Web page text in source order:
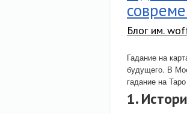
Блог им.
Гадание на
будущего. В
гадание на
1.